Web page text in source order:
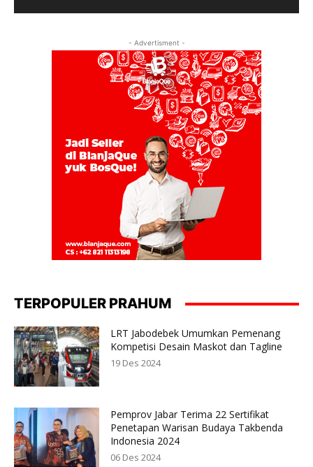
- Advertisment -
TERPOPULER PRAHUM
LRT Jabodebek Umumkan Pemenang
Kompetisi Desain Maskot dan Tagline
19 Des 2024
Pemprov Jabar Terima 22 Sertifikat
Penetapan Warisan Budaya Takbenda
Indonesia 2024
06 Des 2024